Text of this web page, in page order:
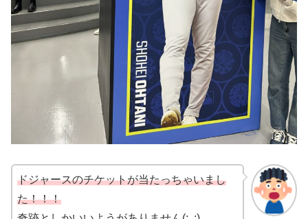
ドジャースのチケットが当たっちゃいまし
た！！！